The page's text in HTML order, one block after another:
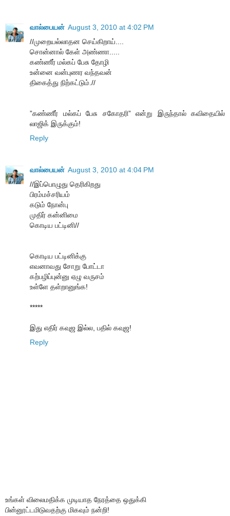
வால்பையன் August 3, 2010 at 4:02 PM
//முறையல்லாதன செய்கிறாய்....
சொன்னால் கேள் அண்ணா.....
கண்ணீர் மல்கப் பேசு தோழி
உன்னை வன்புணர வந்தவன்
திகைத்து நிற்கட்டும்.//
”கண்ணீர் மல்கப் பேசு சகோதரி” என்று இருந்தால் கவிதையில்
லாஜிக் இருக்கும்!
Reply
வால்பையன் August 3, 2010 at 4:04 PM
//இப்பொழுது தெரிகிறது
பிரம்மச்சரியம்
கடும் நோன்பு
முதிர் கன்னிமை
கொடிய பட்டினி//
கொடிய பட்டினிக்கு
எவனாவது சோறு போட்டா
கற்பழிப்புன்னு ஏழு வருசம்
உள்ளே தள்றானுங்க!
*****
இது எதிர் கவுஜ இல்ல, பதில் கவுஜ!
Reply
உங்கள் விலைமதிக்க முடியாத நேரத்தை ஒதுக்கி
பின்னூட்டமிடுவதற்கு மிகவும் நன்றி!